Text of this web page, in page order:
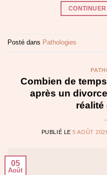
Posté dans Pathologies
Combien de
après un
réalité
PUBLIÉ LE5 AOÛT
05
Août